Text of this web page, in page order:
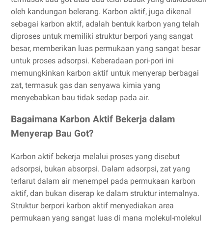
oleh kandungan belerang. Karbon aktif, juga dikenal
sebagai karbon aktif, adalah bentuk karbon yang telah
diproses untuk memiliki struktur berpori yang sangat
besar, memberikan luas permukaan yang sangat besar
untuk proses adsorpsi. Keberadaan pori-pori ini
memungkinkan karbon aktif untuk menyerap berbagai
zat, termasuk gas dan senyawa kimia yang
menyebabkan bau tidak sedap pada air.
Bagaimana Karbon Aktif Bekerja dalam
Menyerap Bau Got?
Karbon aktif bekerja melalui proses yang disebut
adsorpsi, bukan absorpsi. Dalam adsorpsi, zat yang
terlarut dalam air menempel pada permukaan karbon
aktif, dan bukan diserap ke dalam struktur internalnya.
Struktur berpori karbon aktif menyediakan area
permukaan yang sangat luas di mana molekul-molekul